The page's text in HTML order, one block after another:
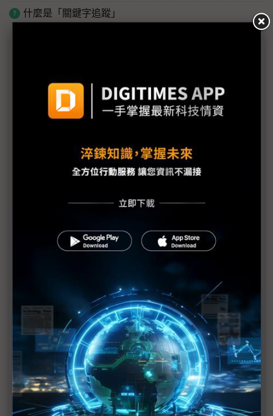
什麼是「關鍵字追蹤」
AI軍備競賽轉戰深海 科技大廠投資海底電纜不手軟
Google公布最新海底電纜計畫 TalayLink連接泰國
與澳洲
中國移動推進非洲與東南亞海底電纜建設 擴張國際
端連接能力
Google海底電纜與資料中心雙布局 聖誕島戰略價值
Google、Meta等暫緩紅海海底電纜計畫 部分業者
評估替代路徑
歐洲成AI新戰場 微軟與Google加碼布局基礎設施
AI浪潮推動通訊海纜需求飆升 東方風能擴大船隊規
模搶佔商機